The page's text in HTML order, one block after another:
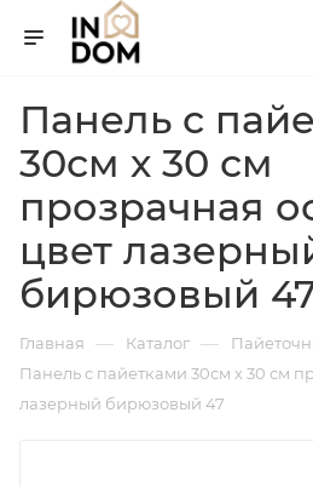
Панель с
30см х 30 см
прозрачная
цвет
бирюзовый
Главная — Каталог —
Панель с пайетками 30см х 30 см
лазерный бирюзовый 47